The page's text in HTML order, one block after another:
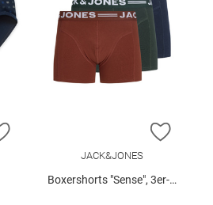
ZUR WUNSCHLISTE HINZUFÜGEN
ZUR
JACK&JONES
Boxershorts "Sense", 3er-Pack